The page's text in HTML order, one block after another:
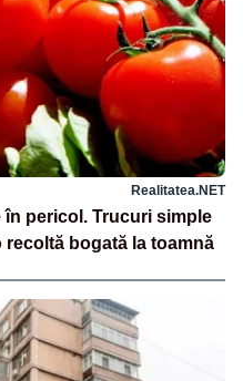
Realitatea.NET
pericol. Trucuri simple
bogată la toamnă